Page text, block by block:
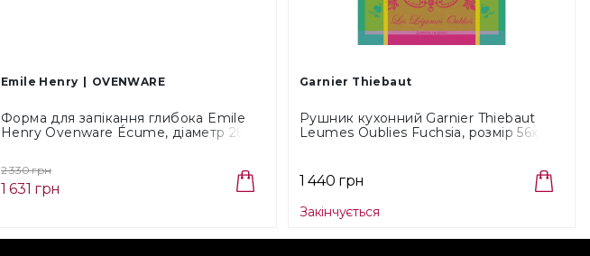
Emile Henry OVENWARE
Форма для запікання глибока Emile
Henry Ovenware Écume, діаметр 28
2 330 грн
1 631 грн
Garnier Thiebaut
Рушник кухонний Garnier Thiebaut
Leumes Oublies Fuchsia, розмір 56х77
1 440 грн
Закінчується